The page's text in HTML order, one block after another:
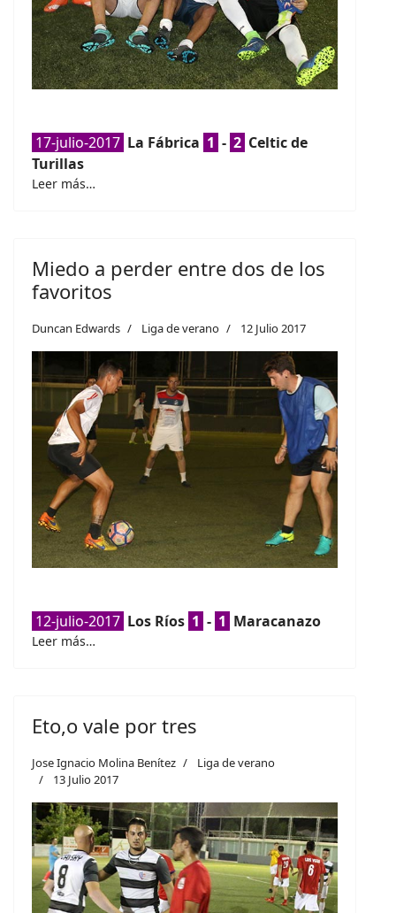
17-julio-2017 La Fábrica 1 - 2 Celtic de
Turillas
Leer más…
Miedo a perder entre dos de los
favoritos
Duncan Edwards Liga de verano 12 Julio 2017
12-julio-2017 Los Ríos 1 - 1 Maracanazo
Leer más…
Eto,o vale por tres
Jose Ignacio Molina Benítez
Liga de verano
13 Julio 2017